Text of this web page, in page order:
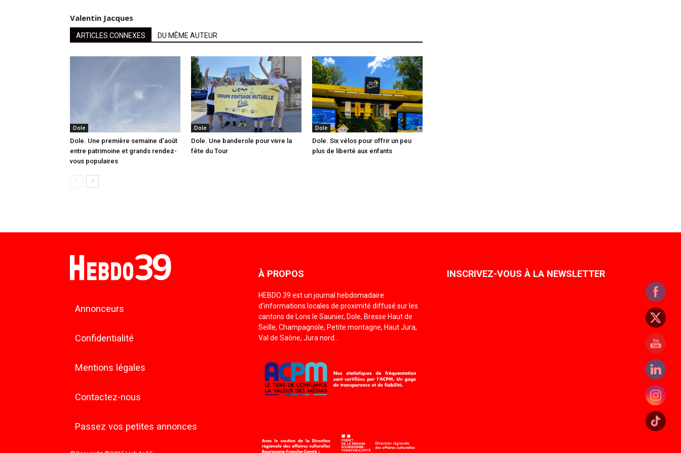
Valentin Jacques
ARTICLES CONNEXES DU MÊME AUTEUR
Dole
Dole. Une première semaine d’août
entre patrimoine et grands rendez-
vous populaires
Dole
Dole. Une banderole pour vivre la
fête du Tour
Dole
Dole. Six vélos pour offrir un peu
plus de liberté aux enfants